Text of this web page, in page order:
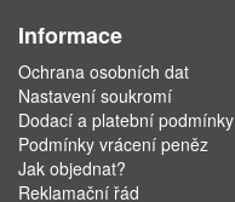
Informace
Ochrana osobních dat
Nastavení soukromí
Dodací a platební podmínky
Podmínky vrácení peněz
Jak objednat?
Reklamační řád